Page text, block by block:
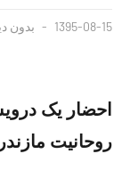
1395-08-15 بدون
احضار یک
روحانیت